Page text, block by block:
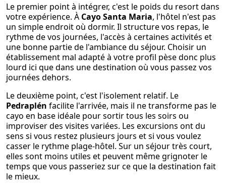
Le premier point à intégrer, c'est le poids du resort dans
votre expérience. À Cayo Santa Maria, l'hôtel n'est pas
un simple endroit où dormir. Il structure vos repas, le
rythme de vos journées, l'accès à certaines activités et
une bonne partie de l'ambiance du séjour. Choisir un
établissement mal adapté à votre profil pèse donc plus
lourd ici que dans une destination où vous passez vos
journées dehors.
Le deuxième point, c'est l'isolement relatif. Le
Pedraplén facilite l'arrivée, mais il ne transforme pas le
cayo en base idéale pour sortir tous les soirs ou
improviser des visites variées. Les excursions ont du
sens si vous restez plusieurs jours et si vous voulez
casser le rythme plage-hôtel. Sur un séjour très court,
elles sont moins utiles et peuvent même grignoter le
temps que vous passeriez sur ce que la destination fait
le mieux.